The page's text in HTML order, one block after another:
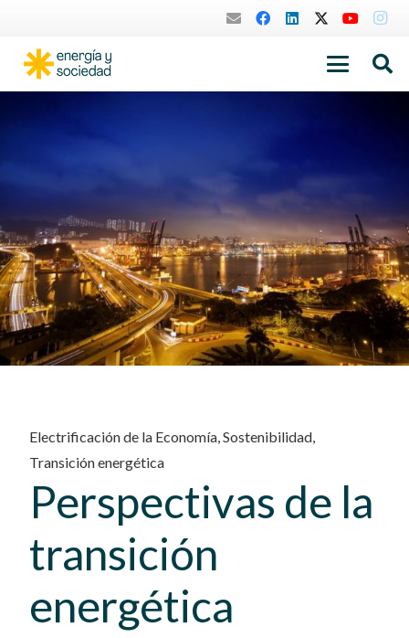
Electrificación de la Economía,Sostenibilidad,
Transición energética
Perspectivas de la
transición
energética